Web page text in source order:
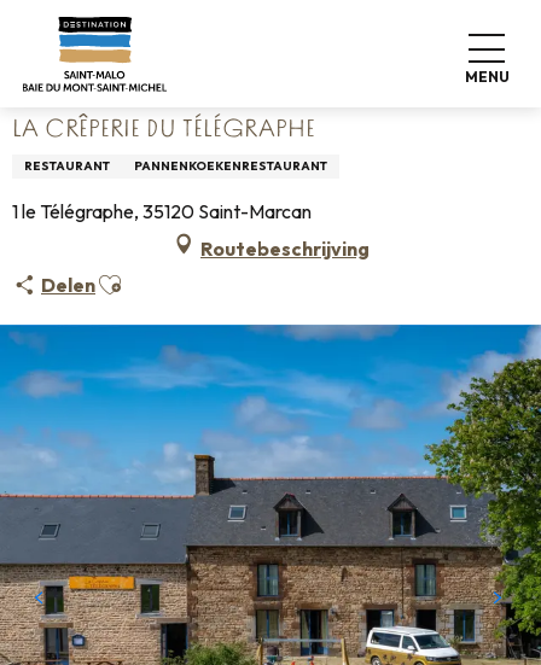
contenu
MENU
Home Wonen zoals thuis
Restaurants
La Crêperie du Télégraphe
LA CRÊPERIE DU TÉLÉGRAPHE
RESTAURANT PANNENKOEKENRESTAURANT
1 le Télégraphe, 35120 Saint-Marcan
Routebeschrijving
DelenAjouter aux favoris